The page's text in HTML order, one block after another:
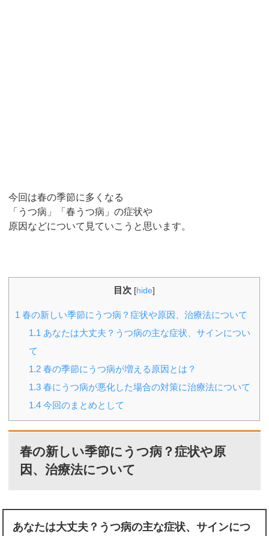
今回は春の季節に多くなる
「うつ病」「春うつ病」の症状や
原因などについて見ていこうと思います。
目次 [hide]
1 春の新しい季節にうつ病？症状や原因、治療法について
1.1 あなたは大丈夫？うつ病の主な症状、サインについ
て
1.2 春の季節にうつ病が増える原因とは？
1.3 春にうつ病が悪化した場合の対策に治療法について
1.4 今回のまとめとして
春の新しい季節にうつ病？症状や原
因、治療法について
あなたは大丈夫？うつ病の主な症状、サインにつ